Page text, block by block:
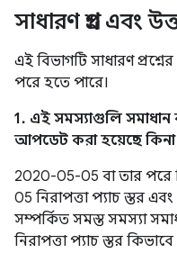
সাধারণ প্রশ্ন এবং
এই বিভাগটি সাধারণ
পরে হতে পারে।
1. এই সমস্যাগুলি
আপডেট করা হয়েছে কিনা
2020-05-05 বা তার পরে
05 নিরাপত্তা প্যাচ স্তর
সম্পর্কিত সমস্ত সমস্যা
নিরাপত্তা প্যাচ স্তর